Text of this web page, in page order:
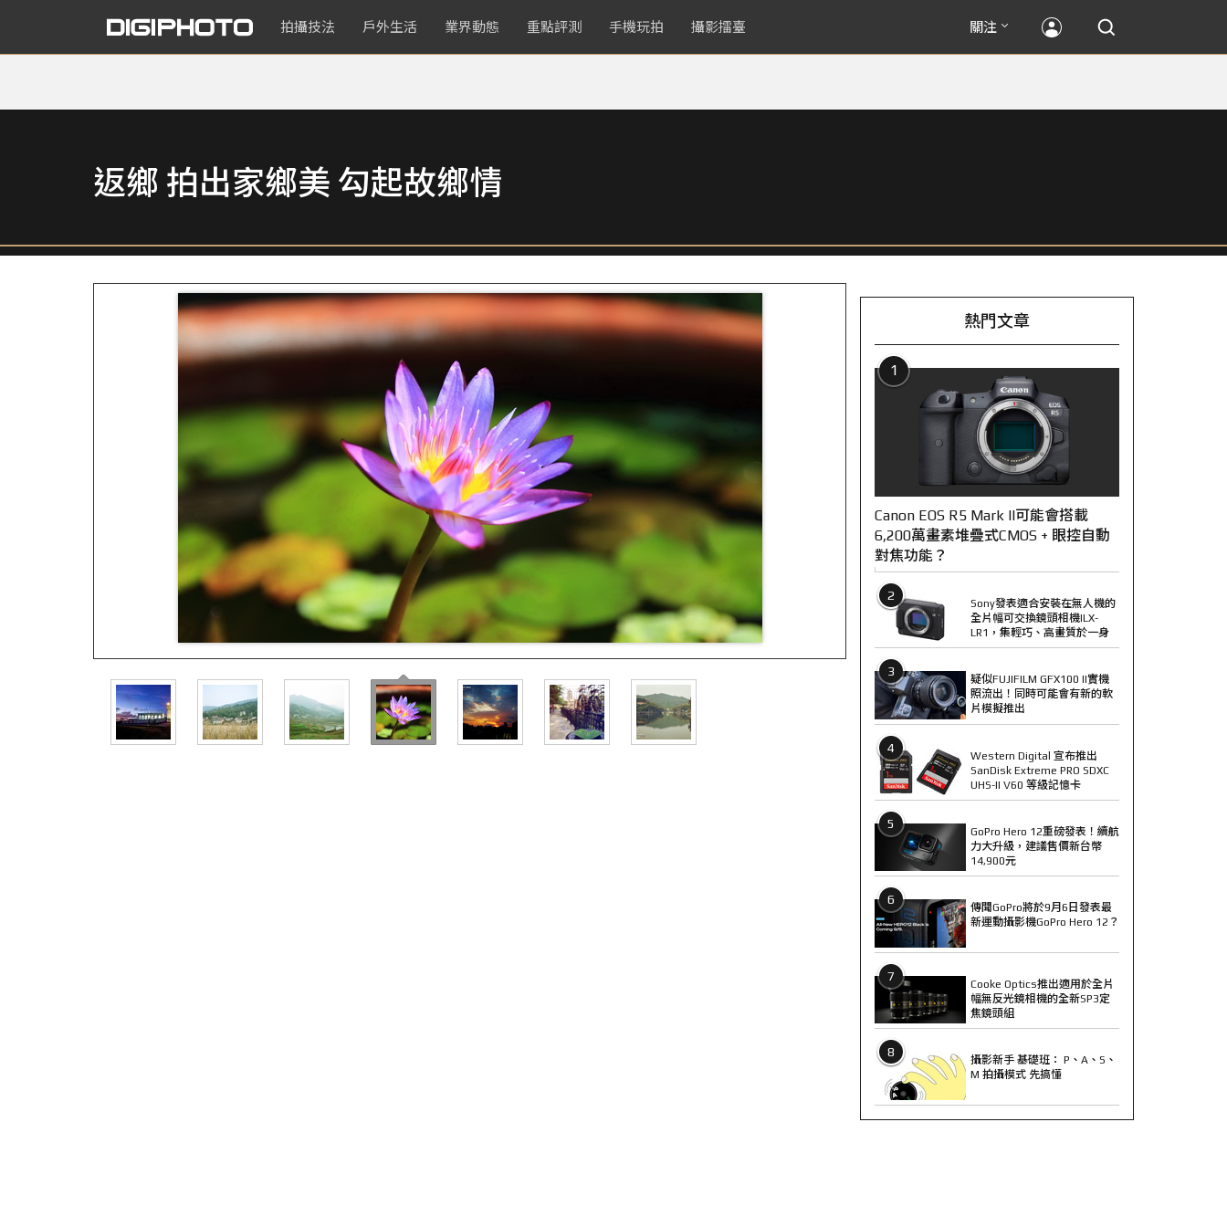
拍攝技法 戶外生活 業界動態 重點評測 手機玩拍 攝影擂臺 關注
返鄉 拍出家鄉美 勾起故鄉情
熱門文章
1
Canon EOS R5 Mark II可能會搭載
6,200萬畫素堆疊式CMOS + 眼控自動
對焦功能？
2
Sony發表適合安裝在無人機的
全片幅可交換鏡頭相機ILX-
LR1，集輕巧、高畫質於一身
3
疑似FUJIFILM GFX100 II實機
照流出！同時可能會有新的軟
片模擬推出
4
Western Digital 宣布推出
SanDisk Extreme PRO SDXC
UHS-II V60 等級記憶卡
5
GoPro Hero 12重磅發表！續航
力大升級，建議售價新台幣
14,900元
6
傳聞GoPro將於9月6日發表最
新運動攝影機GoPro Hero 12？
7
Cooke Optics推出適用於全片
幅無反光鏡相機的全新SP3定
焦鏡頭組
8
攝影新手 基礎班： P、A、S、
M 拍攝模式 先搞懂